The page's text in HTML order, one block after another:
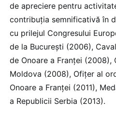
de apreciere pentru
contribuţia semnificativă în
cu prilejul Congresului
de la Bucureşti (2006),
de Onoare a Franţei (2008),
Moldova (2008), Ofiţer al
Onoare a Franţei (2011),
a Republicii Serbia (2013).